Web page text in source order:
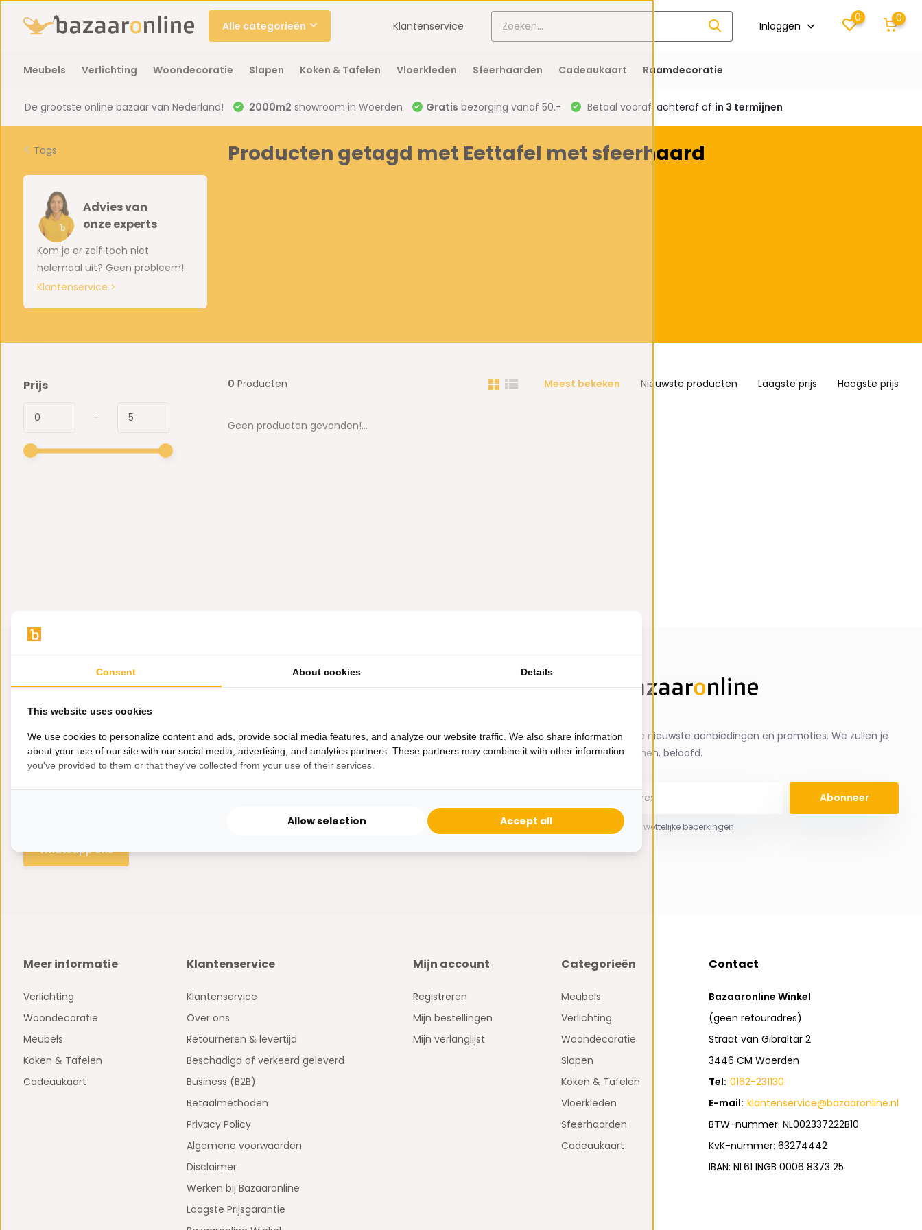
Alle categorieën Klantenservice Inloggen
0 0
Meubels Verlichting Woondecoratie Slapen Koken & Tafelen Vloerkleden Sfeerhaarden Cadeaukaart Raamdecoratie
De grootste online bazaar van Nederland! 2000m2 showroom in Woerden Gratis bezorging vanaf 50.- Betaal vooraf, achteraf of in 3 termijnen
Tags
Advies van
onze experts
Kom je er zelf toch niet
helemaal uit? Geen probleem!
Klantenservice >
Producten getagd met Eettafel met sfeerhaard
Prijs
-
0 Producten Meest bekeken Nieuwste producten Laagste prijs Hoogste prijs
Geen producten gevonden!...
Hulp nodig?
Whatsapp ons
Heb je een vraag?
Bereikbaar van ma - vr 10:00 tot 17:00
0162-231130
klantenservice@bazaaronline.nl
Ontvang de nieuwste aanbiedingen en promoties. We zullen je
niet spammen, beloofd.
Abonneer
* Lees hier de wettelijke beperkingen
Meer informatie
Verlichting
Woondecoratie
Meubels
Koken & Tafelen
Cadeaukaart
Klantenservice
Klantenservice
Over ons
Retourneren & levertijd
Beschadigd of verkeerd geleverd
Business (B2B)
Betaalmethoden
Privacy Policy
Algemene voorwaarden
Disclaimer
Werken bij Bazaaronline
Laagste Prijsgarantie
Mijn account
Registreren
Mijn bestellingen
Mijn verlanglijst
Categorieën
Meubels
Verlichting
Woondecoratie
Slapen
Koken & Tafelen
Vloerkleden
Sfeerhaarden
Cadeaukaart
Contact
Bazaaronline Winkel
(geen retouradres)
Straat van Gibraltar 2
3446 CM Woerden
Tel: 0162-231130
E-mail: klantenservice@bazaaronline.nl
BTW-nummer: NL002337222B10
KvK-nummer: 63274442
IBAN: NL61 INGB 0006 8373 25
Consent About cookies Details
This website uses cookies
We use cookies to personalize content and ads, provide social media features, and analyze our website traffic. We also share information
about your use of our site with our social media, advertising, and analytics partners. These partners may combine it with other information
you've provided to them or that they've collected from your use of their services.
Allow selection Accept all